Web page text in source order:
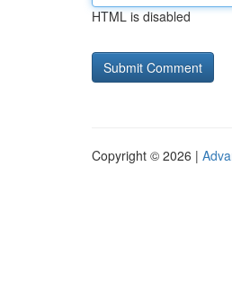
HTML is disabled
Copyright © 2026 |